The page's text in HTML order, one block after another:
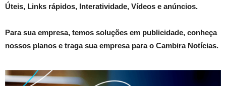
Úteis, Links rápidos, Interatividade, Vídeos e anúncios.
Para sua empresa, temos soluções em publicidade, conheça
nossos planos e traga sua empresa para o Cambira Notícias.